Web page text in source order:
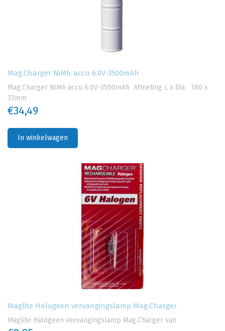
Mag.Charger NiMh accu 6.0V-3500mAh
Mag.Charger NiMh accu 6.0V-3500mAh Afmeting L x Dia 180 x
33mm
€34,49
In winkelwagen
Maglite Halogeen vervangingslamp Mag.Charger
Maglite Halogeen vervangingslamp Mag.Charger van